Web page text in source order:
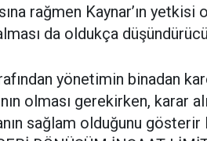
rağmen Kaynar’ın yetkisi
da oldukça
yönetimin binadan
olması gerekirken, karar
sağlam olduğunu